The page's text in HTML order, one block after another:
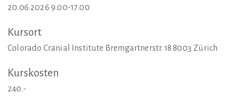
20.06.2026 9.00-17.00
Kursort
Colorado Cranial Institute Bremgartnerstr. 18 8003 Zürich
Kurskosten
240.-